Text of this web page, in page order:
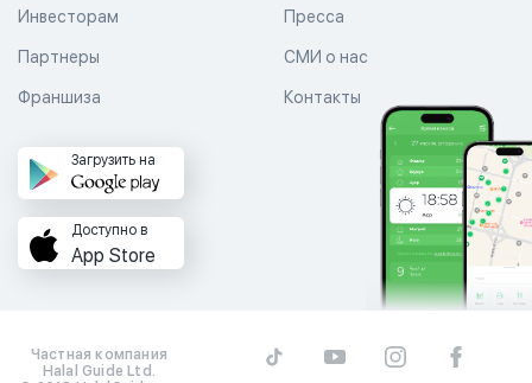
Пресса
СМИ о нас
Контакты
Инвесторам
Партнеры
Франшиза
Загрузить на
Доступно в
App Store
Частная компания
Halal Guide Ltd.